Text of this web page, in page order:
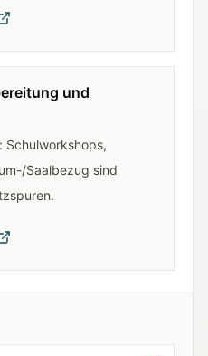
und
Schulworkshops,
Saalbezug sind